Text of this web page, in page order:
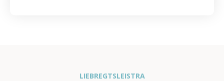
LIEBREGTSLEISTRA